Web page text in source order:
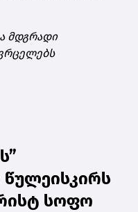
მდგრადი
წულეისკირს
სოფო